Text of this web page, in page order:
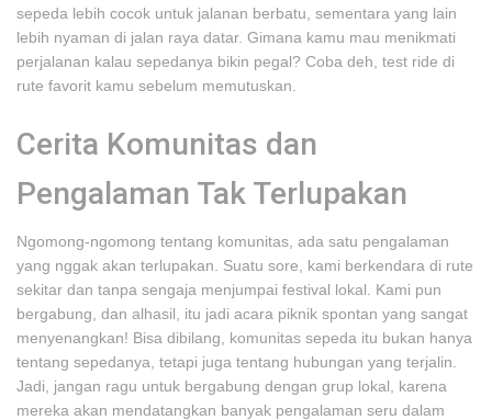
sepeda lebih cocok untuk jalanan berbatu, sementara yang lain
lebih nyaman di jalan raya datar. Gimana kamu mau menikmati
perjalanan kalau sepedanya bikin pegal? Coba deh, test ride di
rute favorit kamu sebelum memutuskan.
Cerita Komunitas dan
Pengalaman Tak Terlupakan
Ngomong-ngomong tentang komunitas, ada satu pengalaman
yang nggak akan terlupakan. Suatu sore, kami berkendara di rute
sekitar dan tanpa sengaja menjumpai festival lokal. Kami pun
bergabung, dan alhasil, itu jadi acara piknik spontan yang sangat
menyenangkan! Bisa dibilang, komunitas sepeda itu bukan hanya
tentang sepedanya, tetapi juga tentang hubungan yang terjalin.
Jadi, jangan ragu untuk bergabung dengan grup lokal, karena
mereka akan mendatangkan banyak pengalaman seru dalam